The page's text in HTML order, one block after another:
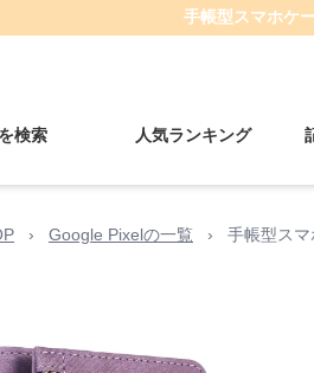
手帳型スマホケ
検索 人気ランキング
› Google Pixelの一覧 › 手帳型ス